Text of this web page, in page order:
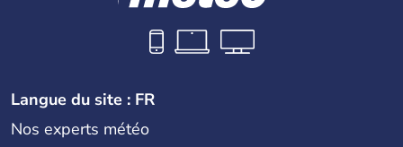
Langue du site : FR
Nos experts météo